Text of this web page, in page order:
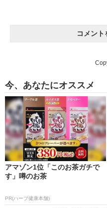
コメント
今、あなたにオススメ
アマゾン1位「このお茶ガチで
す」噂のお茶
PR(ハーブ健康本舗)